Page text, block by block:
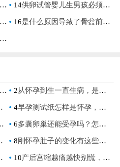
14供卵试管婴儿生男孩必须满足这些条件，做好准备让你成功率蹭蹭往上
16是什么原因导致了骨盆前倾，这种症状会造成什么影响？
2从怀孕到生一直生病，是什么原因引起的？
4早孕测试纸怎样是怀孕，一分钟教你读懂早孕试纸
6多囊卵巢还能受孕吗？怎么可以解决这种疾病？
8刚怀孕肚子的变化有这些，看看这些信号吧！
10产后宫缩越痛越快别慌，反应越大恢复得越快